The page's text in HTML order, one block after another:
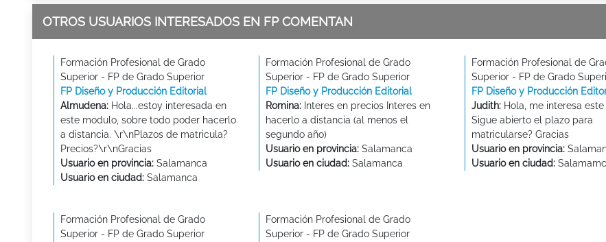
OTROS USUARIOS INTERESADOS EN FP COMENTAN
Formación Profesional de Grado
Superior - FP de Grado Superior
FP Diseño y Producción Editorial
Almudena: Hola...estoy interesada en
este modulo, sobre todo poder hacerlo
a distancia. \r\nPlazos de matricula?
Precios?\r\nGracias
Usuario en provincia: Salamanca
Usuario en ciudad: Salamanca
Formación Profesional de Grado
Superior - FP de Grado Superior
FP Diseño y Producción Editorial
Romina: Interes en precios Interes en
hacerlo a distancia (al menos el
segundo año)
Usuario en provincia: Salamanca
Usuario en ciudad: Salamanca
Formación Profesional de
Superior - FP de Grado
FP Diseño y Producción
Judith:Hola, me interesa este
Sigue abierto el plazo para
matricularse? Gracias
Usuario en provincia:
Usuario en ciudad:
Formación Profesional de Grado
Superior - FP de Grado Superior
Formación Profesional de Grado
Superior - FP de Grado Superior